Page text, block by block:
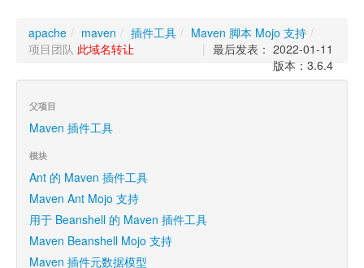
apache / maven / 插件工具 / Maven 脚本 Mojo 支持 /
项目团队 此域名转让 | 最后发表： 2022-01-11
版本：3.6.4
父项目
Maven 插件工具
模块
Ant 的 Maven 插件工具
Maven Ant Mojo 支持
用于 Beanshell 的 Maven 插件工具
Maven Beanshell Mojo 支持
Maven 插件元数据模型